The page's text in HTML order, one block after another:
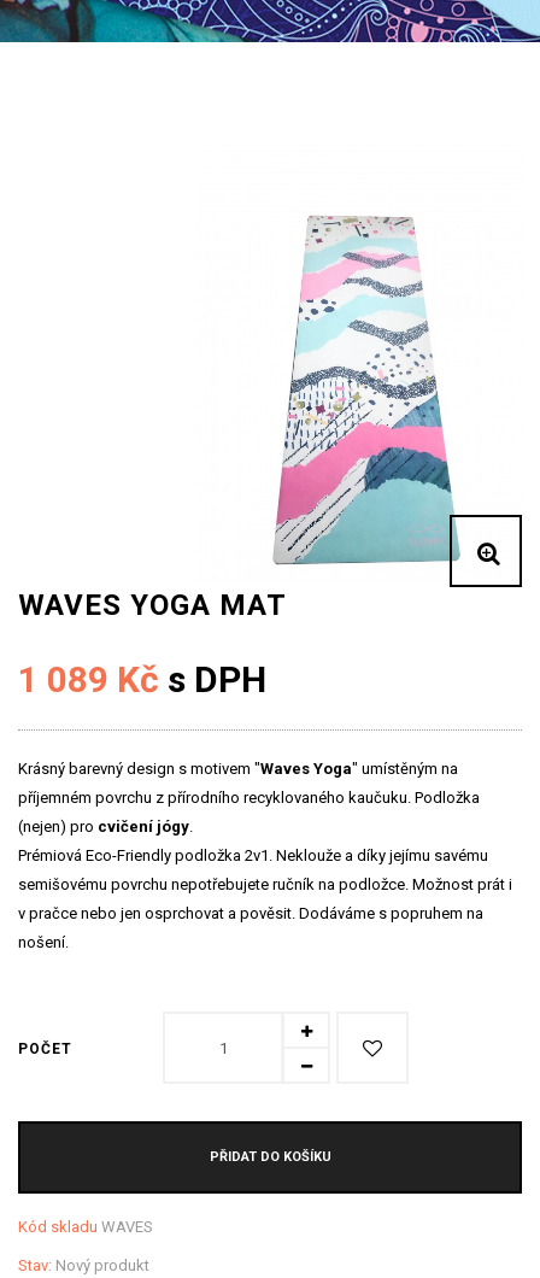
WAVES YOGA MAT
1 089 Kč s DPH
Krásný barevný design s motivem "Waves Yoga" umístěným na
příjemném povrchu z přírodního recyklovaného kaučuku. Podložka
(nejen) pro cvičení jógy.
Prémiová Eco-Friendly podložka 2v1. Neklouže a díky jejímu savému
semišovému povrchu nepotřebujete ručník na podložce. Možnost prát i
v pračce nebo jen osprchovat a pověsit. Dodáváme s popruhem na
nošení.
POČET
PŘIDAT DO KOŠÍKU
Kód skladu WAVES
Stav: Nový produkt